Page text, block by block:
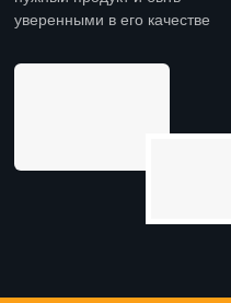
уверенными в его качестве